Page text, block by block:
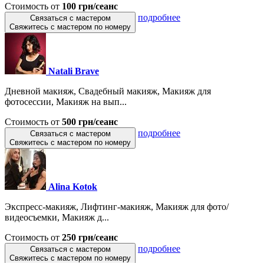
Стоимость от 100 грн/сеанс
Связаться с мастером
Свяжитесь с мастером по номеру
подробнее
Natali Brave
Дневной макияж, Свадебный макияж, Макияж для
фотосессии, Макияж на вып...
Стоимость от 500 грн/сеанс
Связаться с мастером
Свяжитесь с мастером по номеру
подробнее
Alina Kotok
Экспресс-макияж, Лифтинг-макияж, Макияж для фото/
видеосъемки, Макияж д...
Стоимость от 250 грн/сеанс
Связаться с мастером
Свяжитесь с мастером по номеру
подробнее